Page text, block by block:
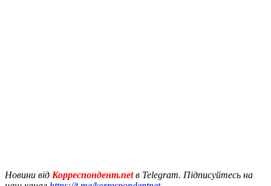
Новини від Корреспондент.netв Telegram. Підписуйтесь на